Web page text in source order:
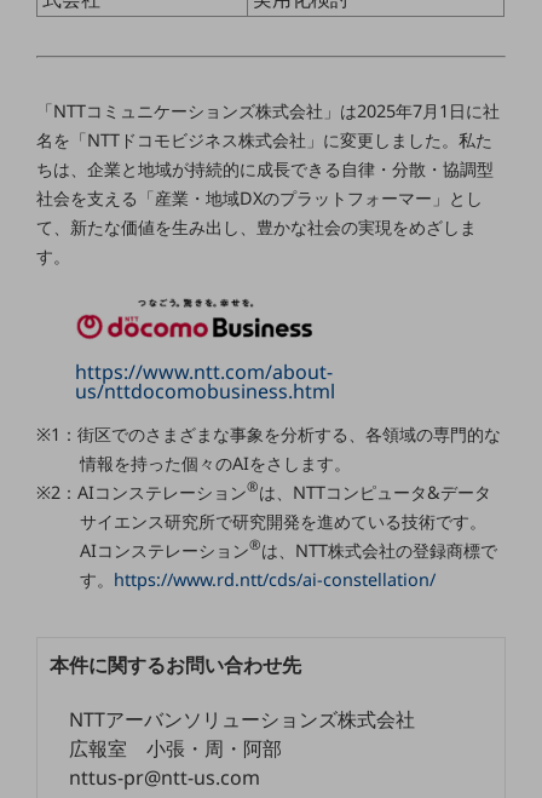
グループ会社
会社案内パンフレット
ニュースルーム
ニュースルームTOP
地域からの発表
重要なお知らせ
社外からの評価実績
サステナビリティ
サステナビリティTOP
NTTドコモビジネスグループのサステナビリティ
サステナビリティ基本方針
経営情報
経営情報TOP
「NTTコミュニケーションズ株式会社」は2025年7月1日に社
名を「NTTドコモビジネス株式会社」に変更しました。私た
ちは、企業と地域が持続的に成長できる自律・分散・協調型
社会を支える「産業・地域DXのプラットフォーマー」とし
て、新たな価値を生み出し、豊かな社会の実現をめざしま
す。
https://www.ntt.com/about-
us/nttdocomobusiness.html
※1：街区でのさまざまな事象を分析する、各領域の専門的な
情報を持った個々のAIをさします。
※2：AIコンステレーション®は、NTTコンピュータ&データ
サイエンス研究所で研究開発を進めている技術です。
AIコンステレーション®は、NTT株式会社の登録商標で
す。 https://www.rd.ntt/cds/ai-constellation/
本件に関するお問い合わせ先
NTTアーバンソリューションズ株式会社
広報室 小張・周・阿部
nttus-pr@ntt-us.com